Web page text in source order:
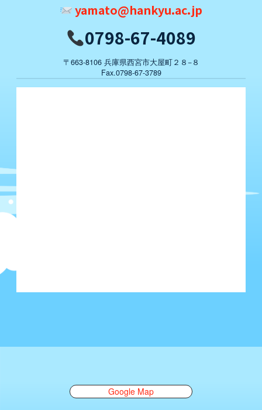
yamato@hankyu.ac.jp
0798-67-4089
〒663-8106 兵庫県西宮市大屋町２８−８
Fax.0798-67-3789
Google Map